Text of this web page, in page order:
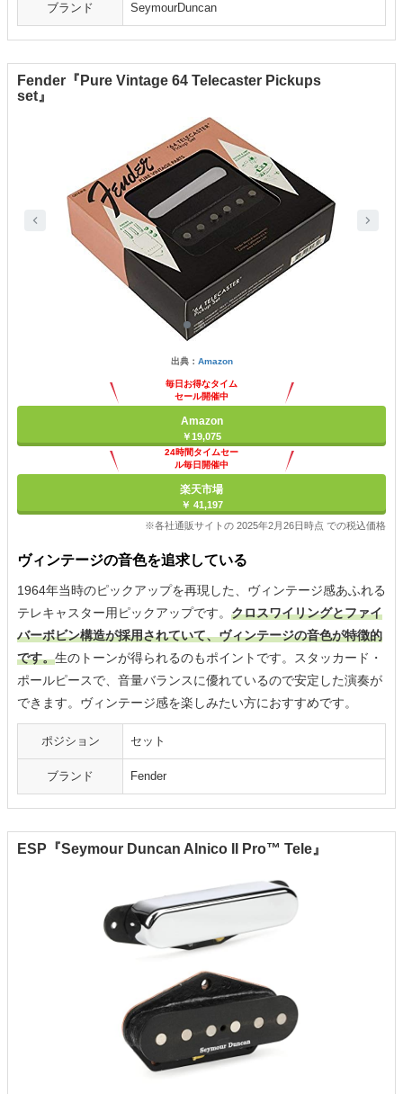
ブランド SeymourDuncan
Fender『Pure Vintage 64 Telecaster Pickups
set』
出典： Amazon
毎日お得なタイム
セール開催中
Amazon
￥19,075
24時間タイムセー
ル毎日開催中
楽天市場
￥ 41,197
※各社通販サイトの 2025年2月26日時点 での税込価格
ヴィンテージの音色を追求している
1964年当時のピックアップを再現した、ヴィンテージ感あふれる
テレキャスター用ピックアップです。 クロスワイリングとファイ
バーボビン構造が採用されていて、ヴィンテージの音色が特徴的
です。生のトーンが得られるのもポイントです。スタッカード・
ポールピースで、音量バランスに優れているので安定した演奏が
できます。ヴィンテージ感を楽しみたい方におすすめです。
ポジション セット
ブランド Fender
ESP『Seymour Duncan Alnico II Pro™ Tele』